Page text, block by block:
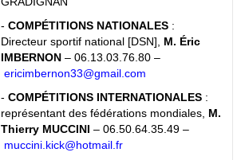
- COMPÉTITIONS NATIONALES :
Directeur sportif national [DSN], M. Éric
IMBERNON – 06.13.03.76.80 –
ericimbernon33@gmail.com
- COMPÉTITIONS INTERNATIONALES :
représentant des fédérations mondiales, M.
Thierry MUCCINI – 06.50.64.35.49 –
muccini.kick@hotmail.fr